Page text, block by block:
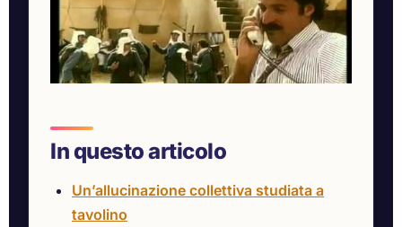
In questo articolo
Un’allucinazione collettiva studiata a
tavolino